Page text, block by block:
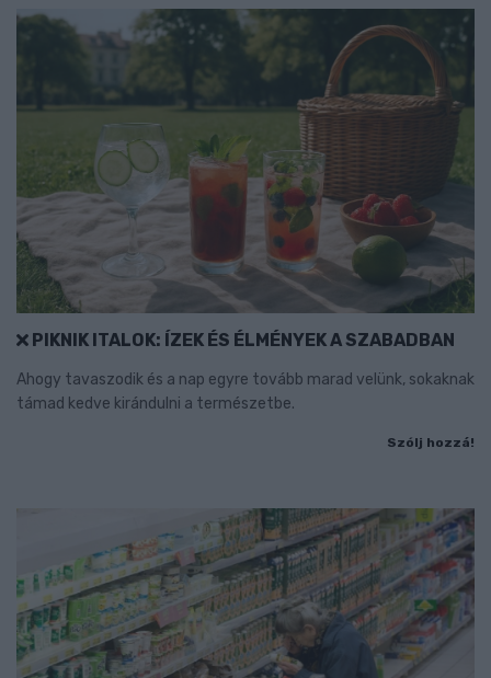
PIKNIK ITALOK: ÍZEK ÉS ÉLMÉNYEK A SZABADBAN
Ahogy tavaszodik és a nap egyre tovább marad velünk, sokaknak
támad kedve kirándulni a természetbe.
Szólj hozzá!